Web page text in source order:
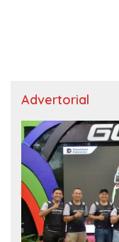
Advertorial